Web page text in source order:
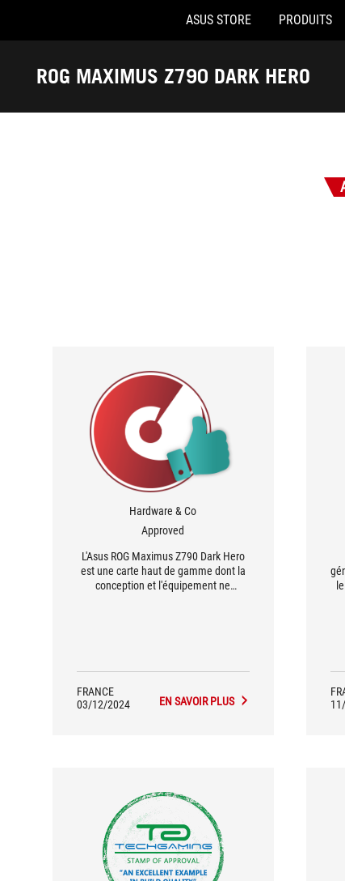
Accessibility links
ASUS STORE PRODUITS
ROG MAXIMUS Z790 DARK HERO
Récompenses
Hardware & Co
Approved
L'Asus ROG Maximus Z790 Dark Hero
est une carte haut de gamme dont la
conception et l'équipement ne
FRANCE
03/12/2024
EN SAVOIR PLUS